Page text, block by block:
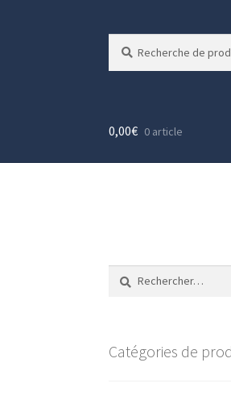
pour :
0,00€ 0 article
Rechercher :
Catégories de